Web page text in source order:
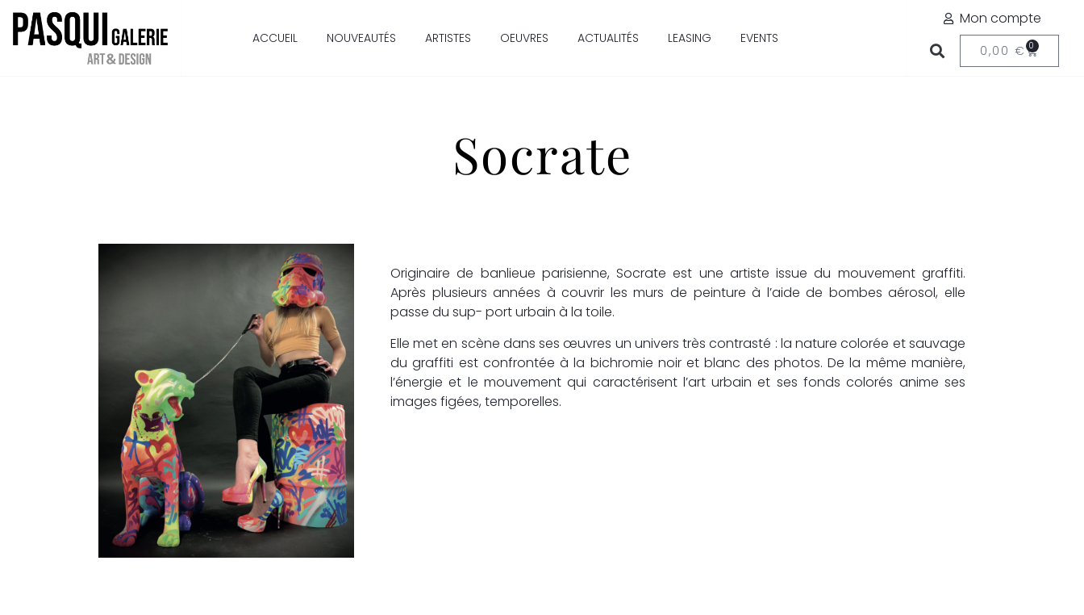
ACCUEIL NOUVEAUTÉS ARTISTES OEUVRES ACTUALITÉS LEASING EVENTS
Mon compte
0,00 € 0
Socrate
Originaire de banlieue parisienne, Socrate est une artiste issue du mouvement graffiti.
Après plusieurs années à couvrir les murs de peinture à l’aide de bombes aérosol, elle
passe du sup- port urbain à la toile.
Elle met en scène dans ses œuvres un univers très contrasté : la nature colorée et sauvage
du graffiti est confrontée à la bichromie noir et blanc des photos. De la même manière,
l’énergie et le mouvement qui caractérisent l’art urbain et ses fonds colorés anime ses
images figées, temporelles.